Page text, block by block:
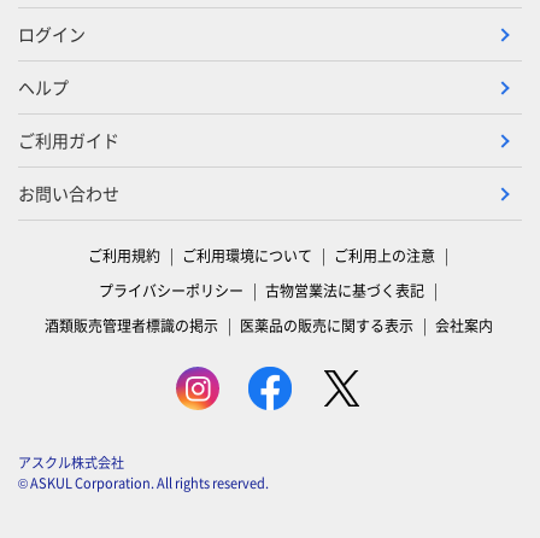
ログイン
ヘルプ
ご利用ガイド
お問い合わせ
ご利用規約 ご利用環境について
ご利用上の注意
プライバシーポリシー
古物営業法に基づく表記
酒類販売管理者標識の掲示
医薬品の販売に関する表示 会社案内
アスクル株式会社
© ASKUL Corporation. All rights reserved.